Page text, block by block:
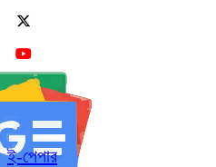
ই-পেপার